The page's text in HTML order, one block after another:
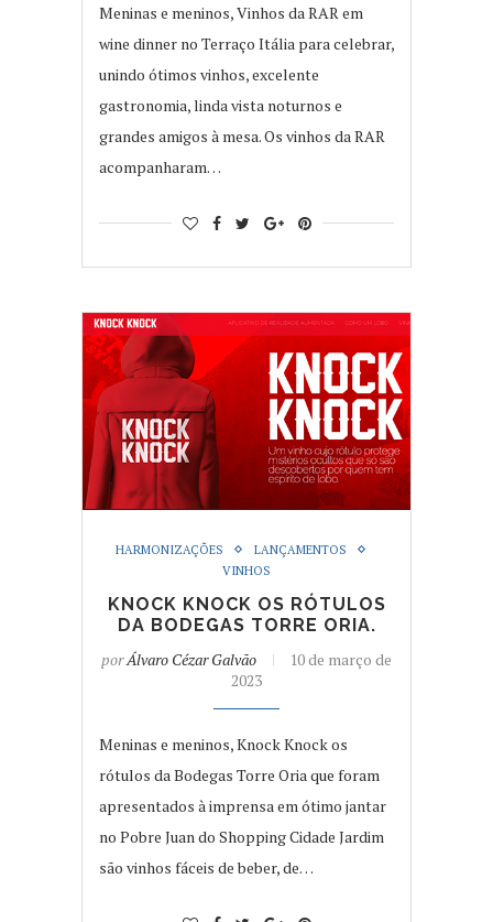
Meninas e meninos, Vinhos da RAR em
wine dinner no Terraço Itália para celebrar,
unindo ótimos vinhos, excelente
gastronomia, linda vista noturnos e
grandes amigos à mesa. Os vinhos da RAR
acompanharam…
HARMONIZAÇÕES
LANÇAMENTOS
VINHOS
KNOCK KNOCK OS RÓTULOS
DA BODEGAS TORRE ORIA.
porÁlvaro Cézar Galvão
10 de março de
2023
Meninas e meninos, Knock Knock os
rótulos da Bodegas Torre Oria que foram
apresentados à imprensa em ótimo jantar
no Pobre Juan do Shopping Cidade Jardim
são vinhos fáceis de beber, de…